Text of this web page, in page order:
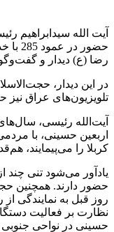
آیت الله سیدابراهیم
حضور
رضا (ع) دیدار و
در این دیدار،
تلویزیون‌های عراق
آیت‌الله رئیسی،
اربعین حسینی، با
کربلا را می‌پیمایند،
یادآور می‌شود تنی چند
حضور دارند. همچنین
روز قبل به نمایندگی
نظارت بر فعالیت
حسینی در نواحی